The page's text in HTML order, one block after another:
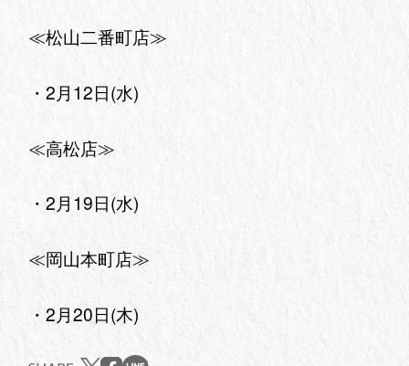
≪松山二番町店≫
・2月12日(水)
≪高松店≫
・2月19日(水)
≪岡山本町店≫
・2月20日(木)